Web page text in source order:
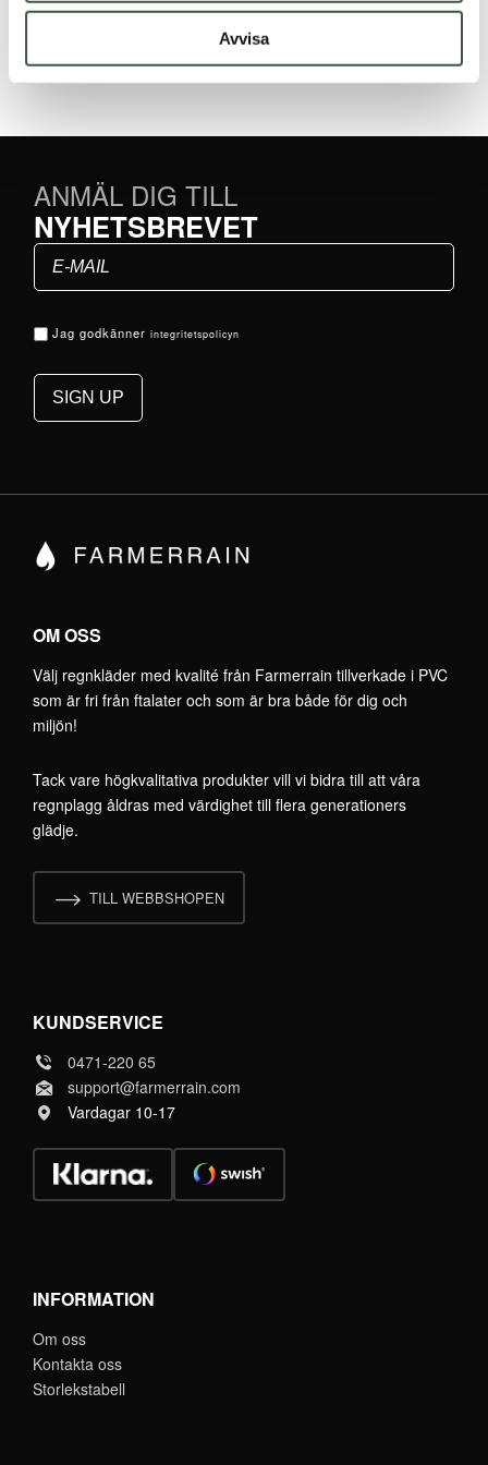
Avvisa
5.00
av 5
ANMÄL DIG TILL
NYHETSBREVET
Jag godkännerintegritetspolicyn
TILL WEBBSHOPEN
OM OSS
Välj regnkläder med kvalité från Farmerrain tillverkade i PVC
som är fri från ftalater och som är bra både för dig och
miljön!
Tack vare högkvalitativa produkter vill vi bidra till att våra
regnplagg åldras med värdighet till flera generationers
glädje.
KUNDSERVICE
0471-220 65
support@farmerrain.com
Vardagar 10-17
INFORMATION
Om oss
Kontakta oss
Storlekstabell